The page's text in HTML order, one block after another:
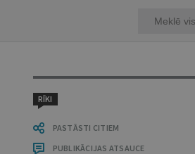
RĪKI
PASTĀSTI CITIEM
PUBLIKĀCIJAS ATSAUCE